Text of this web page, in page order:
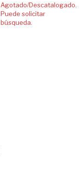
Agotado/Descatalogado.
Puede solicitar
búsqueda.